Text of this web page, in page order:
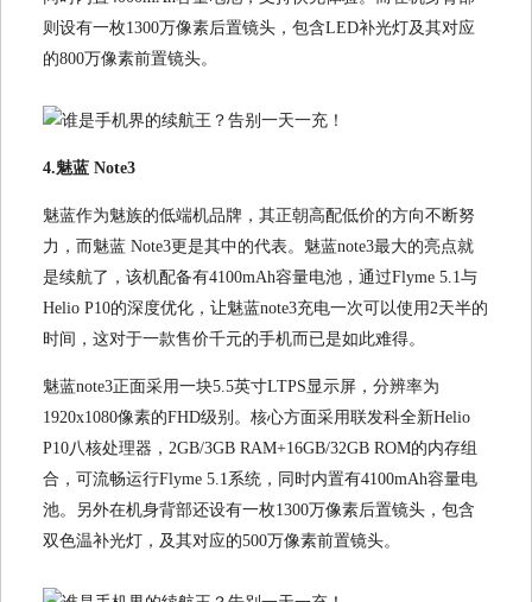
则设有一枚1300万像素后置镜头，包含LED补光灯及其对应
的800万像素前置镜头。
4.魅蓝 Note3
魅蓝作为魅族的低端机品牌，其正朝高配低价的方向不断努
力，而魅蓝 Note3更是其中的代表。魅蓝note3最大的亮点就
是续航了，该机配备有4100mAh容量电池，通过Flyme 5.1与
Helio P10的深度优化，让魅蓝note3充电一次可以使用2天半的
时间，这对于一款售价千元的手机而已是如此难得。
魅蓝note3正面采用一块5.5英寸LTPS显示屏，分辨率为
1920x1080像素的FHD级别。核心方面采用联发科全新Helio
P10八核处理器，2GB/3GB RAM+16GB/32GB ROM的内存组
合，可流畅运行Flyme 5.1系统，同时内置有4100mAh容量电
池。另外在机身背部还设有一枚1300万像素后置镜头，包含
双色温补光灯，及其对应的500万像素前置镜头。